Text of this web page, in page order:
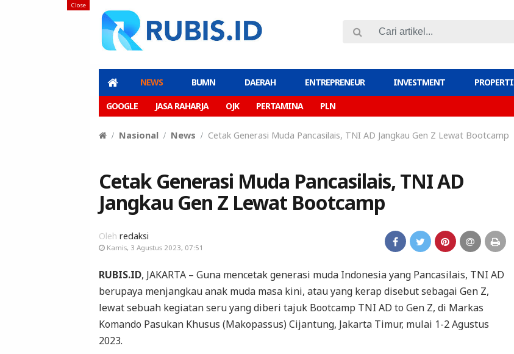
NEWS BUMN DAERAH ENTREPRENEUR INVESTMENT PROPERTI
GOOGLE JASA RAHARJA OJK PERTAMINA PLN
Close
Nasional News Cetak Generasi Muda Pancasilais, TNI AD Jangkau Gen Z Lewat Bootcamp
Cetak Generasi Muda Pancasilais, TNI AD
Jangkau Gen Z Lewat Bootcamp
Oleh redaksi
Kamis, 3 Agustus 2023, 07:51
RUBIS.ID, JAKARTA – Guna mencetak generasi muda Indonesia yang Pancasilais, TNI AD
berupaya menjangkau anak muda masa kini, atau yang kerap disebut sebagai Gen Z,
lewat sebuah kegiatan seru yang diberi tajuk Bootcamp TNI AD to Gen Z, di Markas
Komando Pasukan Khusus (Makopassus) Cijantung, Jakarta Timur, mulai 1-2 Agustus
2023.